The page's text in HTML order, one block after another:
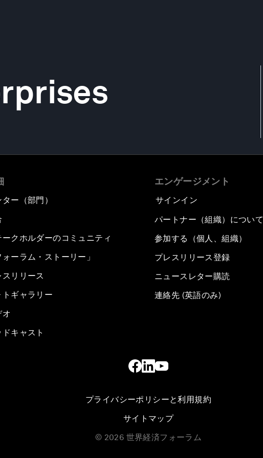
ー（部門）
ークホルダーのコミュニティ
ォーラム・ストーリー」
スリリース
トギャラリー
オ
キャスト
エンゲージメント
サインイン
パートナー（組織）について
参加する（個人、組織）
プレスリリース登録
ニュースレター購読
連絡先 (英語のみ)
プライバシーポリシーと利用規約
サイトマップ
© 2026 世界経済フォーラム